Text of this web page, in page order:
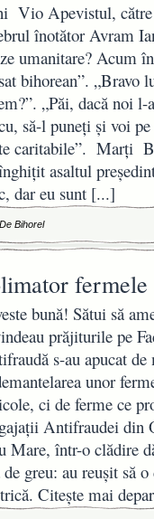
Vio Apevistul,
înotător Avram
umanitare? Acum
bihorean”. „Bravo
„Păi, dacă noi
să-l puneți și voi
caritabile”. Marți
asaltul
dar eu sunt [...]
Bihorel
fermele
bună! Sătui să
prăjiturile pe
s-au apucat
unor
ci de ferme ce
Antifraudei din
Mare, într-o clădire
greu: au reușit să o
Citește mai